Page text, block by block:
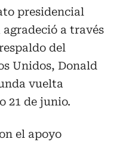
presidencial
a través
del
Unidos, Donald
vuelta
21 de junio.
el apoyo